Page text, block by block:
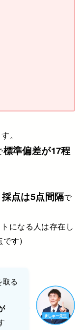
。
標準偏差が17程
採点は5点間隔で
になる人は存在し
です)
取る